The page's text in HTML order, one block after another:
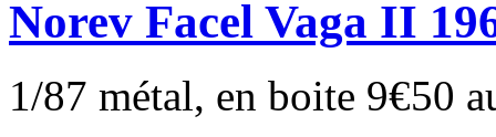
Norev Facel Vaga II
1/87 métal, en boite 9€50